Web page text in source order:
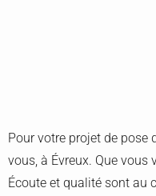
Pour votre projet de pose
vous, à Évreux. Que
Écoute et qualité sont au